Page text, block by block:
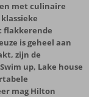
met culinaire
flakkerende
is geheel aan
zijn de
up, Lake house
mag Hilton